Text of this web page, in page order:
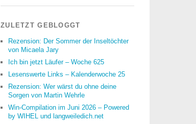
ZULETZT GEBLOGGT
Rezension: Der Sommer der Inseltöchter
von Micaela Jary
Ich bin jetzt Läufer – Woche 625
Lesenswerte Links – Kalenderwoche 25
Rezension: Wer wärst du ohne deine
Sorgen von Martin Wehrle
Win-Compilation im Juni 2026 – Powered
by WIHEL und langweiledich.net